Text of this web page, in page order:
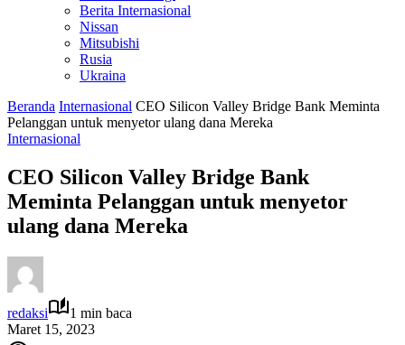
Berita Internasional
Nissan
Mitsubishi
Rusia
Ukraina
Beranda Internasional CEO Silicon Valley Bridge Bank Meminta
Pelanggan untuk menyetor ulang dana Mereka
Internasional
CEO Silicon Valley Bridge Bank
Meminta Pelanggan untuk menyetor
ulang dana Mereka
redaksi
1 min baca
Maret 15, 2023